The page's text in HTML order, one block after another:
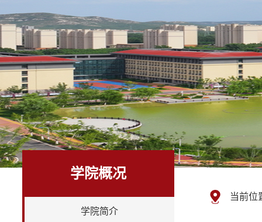
学院概况
学院简介
当前位